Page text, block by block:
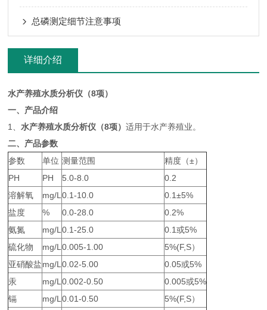
总磷测定细节注意事项
详细介绍
水产养殖水质分析仪（8项）
一、产品介绍
1、水产养殖水质分析仪（8项）适用于水产养殖业。
二、产品参数
参数
单位 测量范围
精度（±）
PH
PH 5.0-8.0
0.2
溶解氧
mg/L 0.1-10.0
0.1±5%
盐度
% 0.0-28.0
0.2%
氨氮
mg/L 0.1-25.0
0.1或5%
硫化物
mg/L 0.005-1.00
5%(F,S）
亚硝酸盐mg/L 0.02-5.00
0.05或5%
汞
mg/L 0.002-0.50
0.005或5%
镉
mg/L 0.01-0.50 5%(F,S）